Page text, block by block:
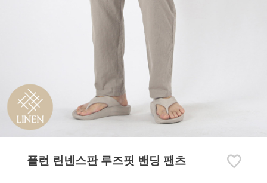
플런 린넨스판 루즈핏 밴딩 팬츠